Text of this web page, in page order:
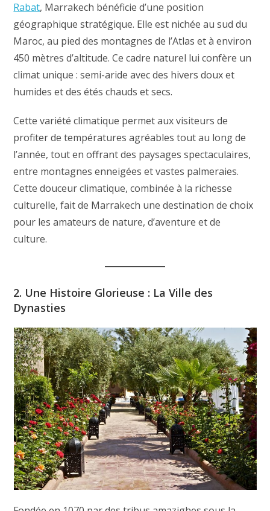
Rabat, Marrakech bénéficie d’une position
géographique stratégique. Elle est nichée au sud du
Maroc, au pied des montagnes de l’Atlas et à environ
450 mètres d’altitude. Ce cadre naturel lui confère un
climat unique : semi-aride avec des hivers doux et
humides et des étés chauds et secs.
Cette variété climatique permet aux visiteurs de
profiter de températures agréables tout au long de
l’année, tout en offrant des paysages spectaculaires,
entre montagnes enneigées et vastes palmeraies.
Cette douceur climatique, combinée à la richesse
culturelle, fait de Marrakech une destination de choix
pour les amateurs de nature, d’aventure et de
culture.
2. Une Histoire Glorieuse : La Ville des
Dynasties